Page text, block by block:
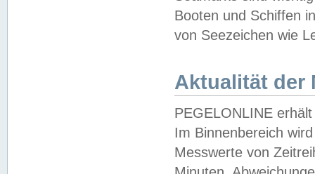
Booten und Schiffen
von Seezeichen wie
Aktualität der
PEGELONLINE
Im Binnenbereich
Messwerte von